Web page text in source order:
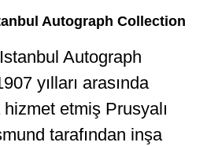
Autograph Collection
Autograph
yılları arasında
hizmet etmiş Prusyalı
tarafından inşa